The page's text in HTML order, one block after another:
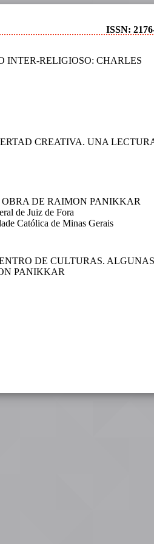
ISSN:
RELIGIOSO: CHARLES
CREATIVA. UNA
DE RAIMON PANIKKAR
de Juiz de Fora
Católica de Minas Gerais
DE CULTURAS. ALGUNAS
PANIKKAR